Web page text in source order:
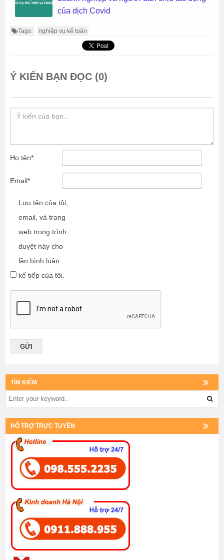
của dịch Covid
Tags: nghiệp vụ kế toán
Ý KIẾN BẠN ĐỌC (0)
Họ tên*
Email*
Lưu tên của tôi,
email, và trang
web trong trình
duyệt này cho
lần bình luận
kế tiếp của tôi.
TÌM KIẾM
HỖ TRỢ TRỰC TUYẾN